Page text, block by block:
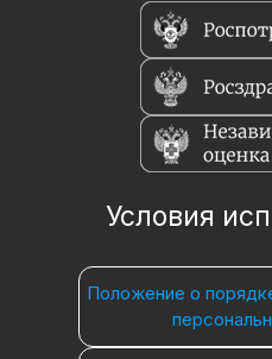
Условия
Положение о